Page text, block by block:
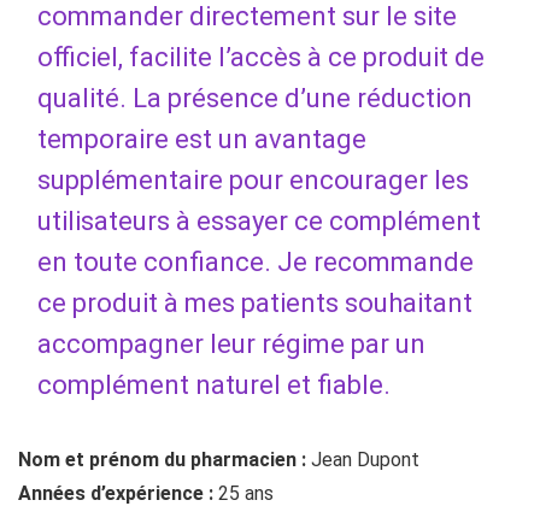
commander directement sur le site
officiel, facilite l’accès à ce produit de
qualité. La présence d’une réduction
temporaire est un avantage
supplémentaire pour encourager les
utilisateurs à essayer ce complément
en toute confiance. Je recommande
ce produit à mes patients souhaitant
accompagner leur régime par un
complément naturel et fiable.
Nom et prénom du pharmacien : Jean Dupont
Années d’expérience : 25 ans